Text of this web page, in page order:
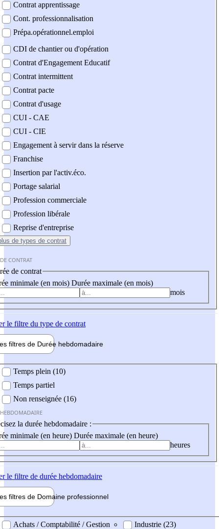
Contrat apprentissage
Cont. professionnalisation
Prépa.opérationnel.emploi
CDI de chantier ou d'opération
Contrat d'Engagement Educatif
Contrat intermittent
Contrat pacte
Contrat d'usage
CUI - CAE
CUI - CIE
Engagement à servir dans la réserve
Franchise
Insertion par l'activ.éco.
Portage salarial
Profession commerciale
Profession libérale
Reprise d'entreprise
de types de contrat
CONTRAT
de contrat
minimale (en mois) Durée maximale (en mois)
mois
le filtre du type de contrat
filtres de Durée hebdomadaire
Temps plein (10)
Temps partiel
Non renseignée (16)
la durée hebdomadaire :
minimale (en heure) Durée maximale (en heure)
heures
le filtre de durée hebdomadaire
filtres de Domaine professionnel
professionel
Achats / Comptabilité / Gestion
Industrie (23)